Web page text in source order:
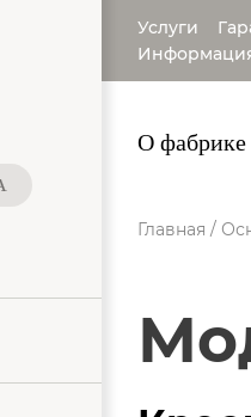
Услуги
О фабрике
Главная /